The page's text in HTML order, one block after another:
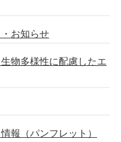
お知らせ
物多様性に配慮したエ
報（パンフレット）